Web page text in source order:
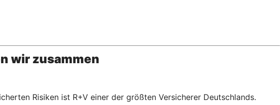
wir zusammen
Risiken ist R+V einer der größten Versicherer Deutschlands.